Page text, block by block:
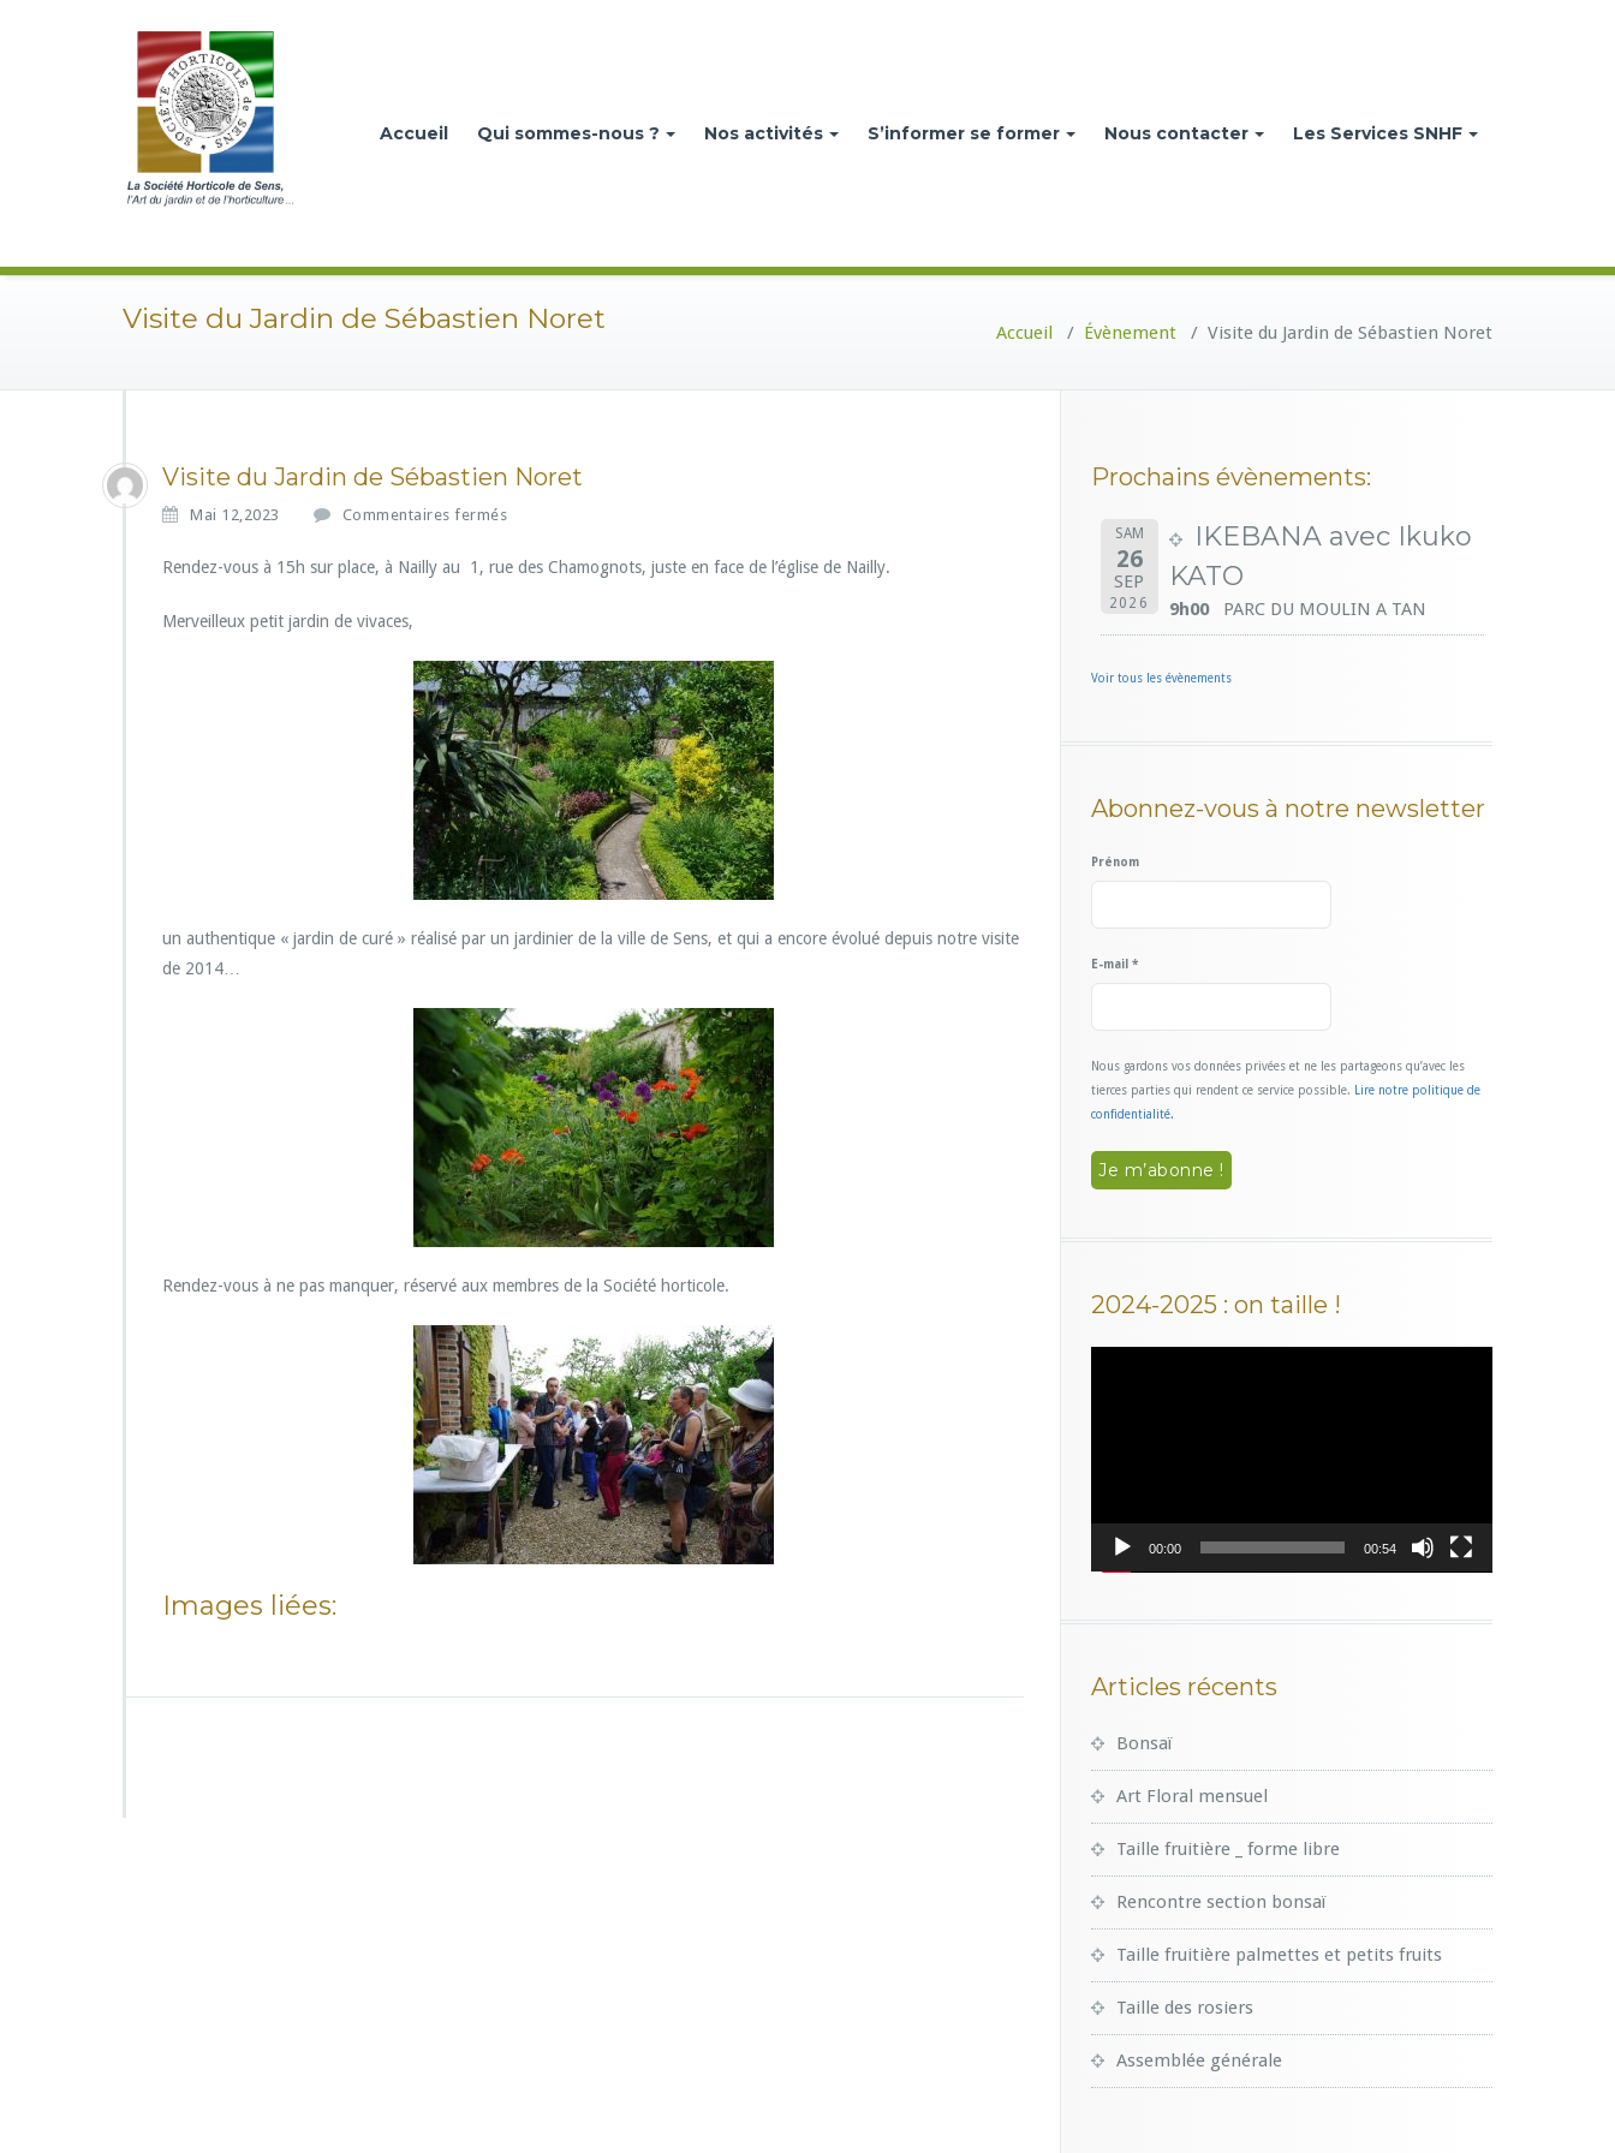
Accueil Qui sommes-nous ? Nos activités S’informer se former Nous contacter Les Services SNHF
Visite du Jardin de Sébastien Noret Accueil / Évènement / Visite du Jardin de Sébastien Noret
Visite du Jardin de Sébastien Noret
Mai 12,2023 Commentaires fermés
r
i
t
e
d
u
J
a
r
d
i
n
e
b
a
s
t
i
e
n
N
o
r
t
Rendez-vous à 15h sur place, à Nailly au 1, rue des Chamognots, juste en face de l’église de Nailly.
Merveilleux petit jardin de vivaces,
un authentique « jardin de curé » réalisé par un jardinier de la ville de Sens, et qui a encore évolué depuis notre visite
de 2014…
Rendez-vous à ne pas manquer, réservé aux membres de la Société horticole.
Images liées:
Prochains évènements:
SAM
26
SEP
2026
IKEBANA avec Ikuko
KATO
9h00 PARC DU MOULIN A TAN
Voir tous les évènements
Abonnez-vous à notre newsletter
Prénom
E-mail *
Nous gardons vos données privées et ne les partageons qu’avec les
tierces parties qui rendent ce service possible.
Lire notre politique de
confidentialité.
2024-2025 : on taille !
00:00 00:54
Articles récents
Bonsaï
Art Floral mensuel
Taille fruitière _ forme libre
Rencontre section bonsaï
Taille fruitière palmettes et petits fruits
Taille des rosiers
Assemblée générale